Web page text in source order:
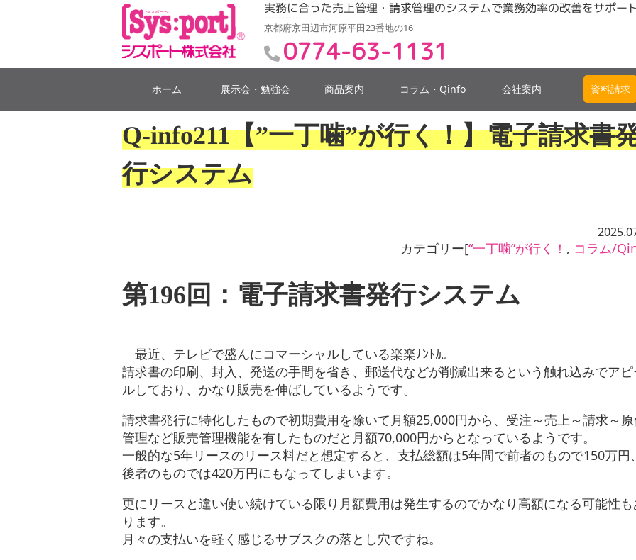
実務に合った売上管理・請求管理のシステムで業務効率の改善をサポー
京都府京田辺市河原平田23番地の16
0774-63-1131
ホーム 展示会・勉強会 商品案内 コラム・Qinfo 会社案内 資料請求
Q-info211【”一丁噛”が行く！】電子請求書
行システム
カテゴリー[“一丁噛”が行く！ , コラム/
第196回：電子請求書発行システム
最近、テレビで盛んにコマーシャルしている楽楽ﾅﾝﾄｶ。
請求書の印刷、封入、発送の手間を省き、郵送代などが削減出来るという触れ込みでア
ルしており、かなり販売を伸ばしているようです。
請求書発行に特化したもので初期費用を除いて月額25,000円から、受注～売上～請求～
管理など販売管理機能を有したものだと月額70,000円からとなっているようです。
一般的な5年リースのリース料だと想定すると、支払総額は5年間で前者のもので150万円
後者のものでは420万円にもなってしまいます。
更にリースと違い使い続けている限り月額費用は発生するのでかなり高額になる可能性
ります。
月々の支払いを軽く感じるサブスクの落とし穴ですね。